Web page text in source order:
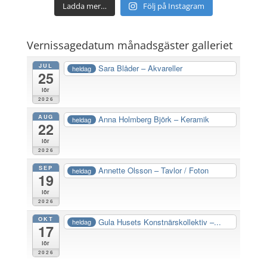
Ladda mer… Följ på Instagram
Vernissagedatum månadsgäster galleriet
JUL
25
lör
2026
heldag Sara Blåder – Akvareller
AUG
22
lör
2026
heldag Anna Holmberg Björk – Keramik
SEP
19
lör
2026
heldag Annette Olsson – Tavlor / Foton
OKT
17
lör
2026
heldag Gula Husets Konstnärskollektiv –...